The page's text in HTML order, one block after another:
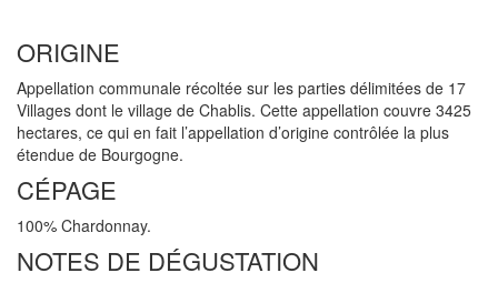
ORIGINE
Appellation communale récoltée sur les parties délimitées de 17
Villages dont le village de Chablis. Cette appellation couvre 3425
hectares, ce qui en fait l’appellation d’origine contrôlée la plus
étendue de Bourgogne.
CÉPAGE
100% Chardonnay.
NOTES DE DÉGUSTATION